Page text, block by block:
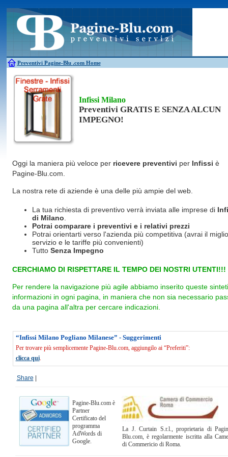
Preventivi Pagine-Blu .com Home
Antifurti
Allarme
Bagni chimici
Edilizia Giardinieri
Caldaie
Falegnami Idraulici
Canne fumarie
Parquet
Infissi Milano
Preventivi GRATIS E SENZA ALCUN
IMPEGNO!
Oggi la maniera più veloce per ricevere preventivi per Infissi è
Pagine-Blu.com.
La nostra rete di aziende è una delle più ampie del web.
La tua richiesta di preventivo verrà inviata alle imprese di
di Milano
Potrai comparare i preventivi e i relativi prezzi
Potrai orientarti verso l'azienda più competitiva (avrai il
servizio e le tariffe più convenienti)
Tutto Senza Impegno
CERCHIAMO DI RISPETTARE IL TEMPO DEI NOSTRI UTENTI!!!
Per rendere la navigazione più agile abbiamo inserito queste
informazioni in ogni pagina, in maniera che non sia necessario
da una pagina all'altra per cercare indicazioni.
“Infissi Milano Pogliano Milanese” - Suggerimenti
Per trovare più semplicemente Pagine-Blu.com, aggiungilo ai “Preferiti”:
clicca qui.
Share
Pagine-Blu.com è
Partner
Certificato del
programma
AdWords di
Google.
La J. Curtain S.r.l., proprietaria di
Blu.com, è regolarmente iscritta alla
di Commericio di Roma.